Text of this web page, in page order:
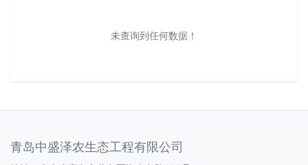
未查询到任何数据！
青岛中盛泽农生态工程有限公司